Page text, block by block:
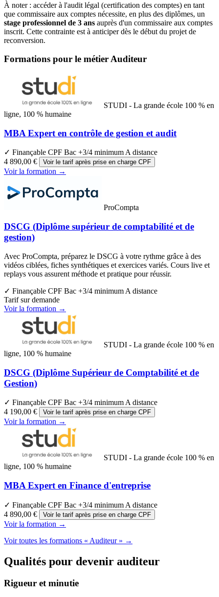
À noter : accéder à l'audit légal (certification des comptes) en tant
que commissaire aux comptes nécessite, en plus des diplômes, un
stage professionnel de 3 ans auprès d'un commissaire aux comptes
inscrit. Cette contrainte est à anticiper dès le début du projet de
reconversion.
Formations pour le métier Auditeur
STUDI - La grande école 100 % en
ligne, 100 % humaine
MBA Expert en contrôle de gestion et audit
✓ Finançable CPF Bac +3/4 minimumA distance
4 890,00 €
Voir le tarif après prise en charge CPF
Voir la formation →
ProCompta
DSCG (Diplôme supérieur de comptabilité et de
gestion)
Avec ProCompta, préparez le DSCG à votre rythme grâce à des
vidéos ciblées, fiches synthétiques et exercices variés. Cours live et
replays vous assurent méthode et pratique pour réussir.
✓ Finançable CPF Bac +3/4 minimum A distance
Tarif sur demande
Voir la formation →
STUDI - La grande école 100 % en
ligne, 100 % humaine
DSCG (Diplôme Supérieur de Comptabilité et de
Gestion)
✓ Finançable CPF Bac +3/4 minimum A distance
4 190,00 €
Voir le tarif après prise en charge CPF
Voir la formation →
STUDI - La grande école 100 % en
ligne, 100 % humaine
MBA Expert en Finance d'entreprise
✓ Finançable CPF Bac +3/4 minimum A distance
4 890,00 €
Voir le tarif après prise en charge CPF
Voir la formation →
Voir toutes les formations « Auditeur » →
Qualités pour devenir auditeur
Rigueur et minutie